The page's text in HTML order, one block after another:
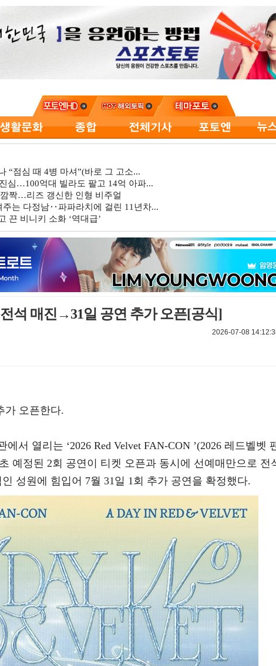
“점심 때 4병 마셔”(바로 그 고소...
심…100억대 빌라도 팔고 14억 아파...
짝…리즈 갱신한 인형 비주얼
는 다정남‥파파라치에 걸린 11년차...
끈 비니키 소화 ‘역대급’
석 매진→31일 공연 추가 오픈[공식]
2026-07-08
가 오픈한다.
서 열리는 ‘2026 Red Velvet FAN-CON ’(2026 레드벨벳
예정된 2회 공연이 티켓 오픈과 동시에 선예매만으로 전
성원에 힘입어 7월 31일 1회 추가 공연을 확정했다.